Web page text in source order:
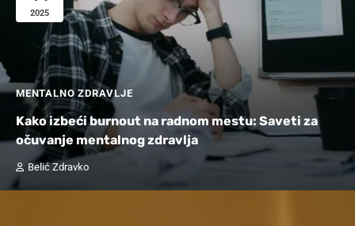
2025
MENTALNO ZDRAVLJE
Kako izbeći burnout na radnom mestu: Saveti za
očuvanje mentalnog zdravlja
Belić Zdravko